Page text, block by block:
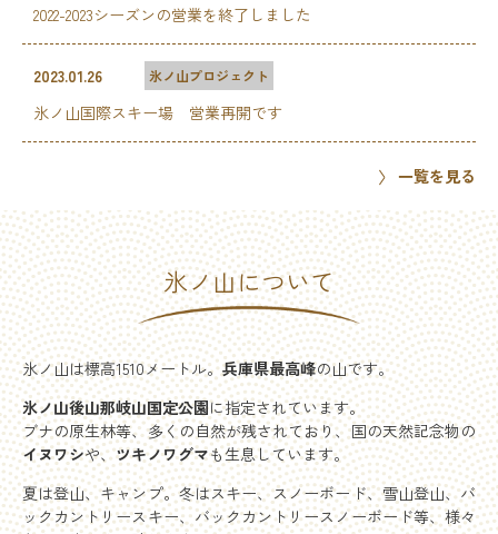
2022-2023シーズンの営業を終了しました
2023.01.26 氷ノ山プロジェクト
氷ノ山国際スキー場 営業再開です
一覧を見る
氷ノ山について
氷ノ山は標高1510メートル。兵庫県最高峰の山です。
氷ノ山後山那岐山国定公園に指定されています。
ブナの原生林等、多くの自然が残されており、国の天然記念物の
イヌワシや、ツキノワグマも生息しています。
夏は登山、キャンプ。冬はスキー、スノーボード、雪山登山、バ
ックカントリースキー、バックカントリースノーボード等、様々